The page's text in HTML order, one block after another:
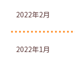
2022年2月
2022年1月